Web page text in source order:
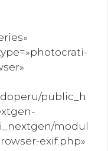
public_h
modul
exif.php»